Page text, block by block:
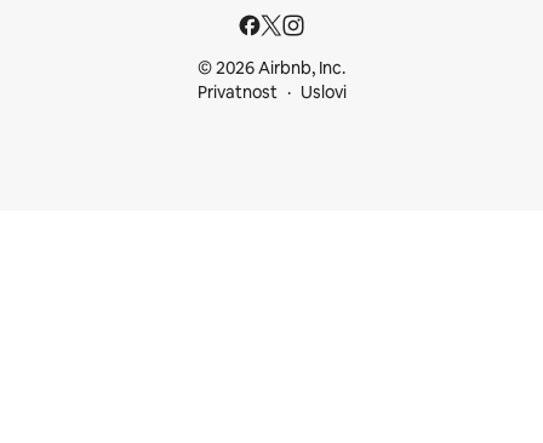
© 2026 Airbnb, Inc.
Privatnost
Uslovi